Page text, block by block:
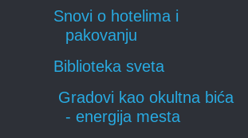
Snovi o hotelima i
pakovanju
Biblioteka sveta
Gradovi kao okultna bića
- energija mesta